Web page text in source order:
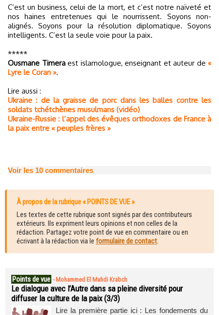
C’est un business, celui de la mort, et c’est notre naïveté et
nos haines entretenues qui le nourrissent. Soyons non-
alignés. Soyons pour la résolution diplomatique. Soyons
intelligents. C’est la seule voie pour la paix.
*****
Ousmane Timeraest islamologue, enseignant et auteur de «
Lyre le Coran ».
Lire aussi :
Ukraine : de la graisse de porc dans les balles contre les
soldats tchétchènes musulmans (vidéo)
Ukraine-Russie : l’appel des évêques orthodoxes de France à
la paix entre « peuples frères »
Voir les 10 commentaires
À propos de la rubrique « POINTS DE VUE »
Les textes de cette rubrique sont signés par des contributeurs
extérieurs. Ils expriment leurs opinions et non celles de la
rédaction. Partagez votre point de vue en commentaire ou en
écrivant à la rédaction via le formulaire de contact.
Points de vue - Mohammed El Mahdi Krabch
Le dialogue avec l’Autre dans sa pleine diversité pour
diffuser la culture de la paix (3/3)
Lire la première partie ici : Les fondements du